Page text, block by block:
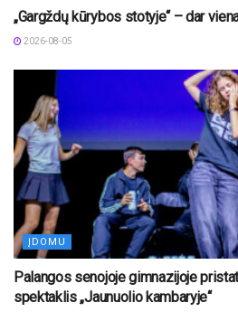
„Gargždų kūrybos stotyje“ – dar
2026-08-05
ĮDOMU
Palangos senojoje gimnazijoje
spektaklis „Jaunuolio kambaryje“